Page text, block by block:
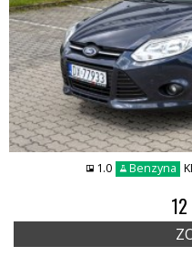
1.0 Benzyna